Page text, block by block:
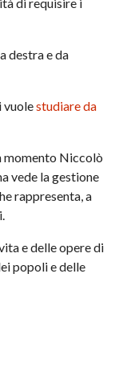
destra e da
vuolestudiare da
momento Niccolò
vede la gestione
rappresenta, a
e delle opere di
popoli e delle